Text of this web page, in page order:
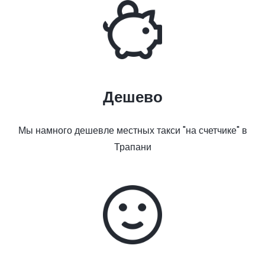
Дешево
Мы намного дешевле местных такси "на счетчике" в
Трапани